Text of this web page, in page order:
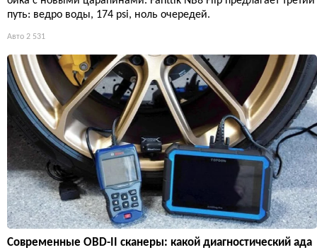
путь: ведро воды, 174 psi, ноль очередей.
Авто 2 531
Современные OBD-II сканеры: какой диагностический ада